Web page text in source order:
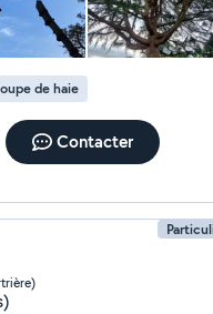
de haie
Contacter